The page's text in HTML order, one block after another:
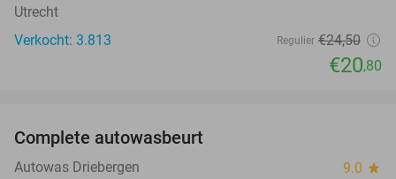
Utrecht
Verkocht: 3.813
Regulier €24,50
€20,80
Complete autowasbeurt
Autowas Driebergen 9.0 star